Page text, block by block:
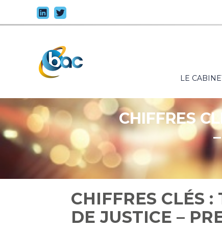
au
contenu
Principal
LE
CHIFFRES
CHIFFRES CLÉS
DE JUSTICE –